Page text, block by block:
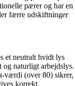
pærer og har en
færre udskiftninger
et neutralt hvidt lys
naturligt arbejdslys.
værdi (over 80) sikrer,
korrekt.